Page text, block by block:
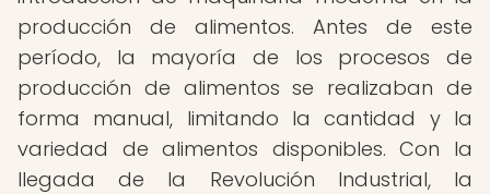
producción de alimentos. Antes de este
período, la mayoría de los procesos de
producción de alimentos se realizaban de
forma manual, limitando la cantidad y la
variedad de alimentos disponibles. Con la
llegada de la Revolución Industrial, la